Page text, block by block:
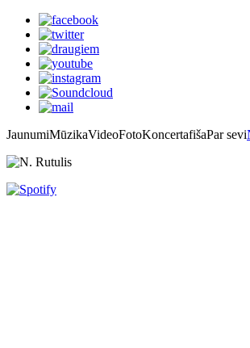
JaunumiMūzikaVideoFotoKoncertafišaPar sevi